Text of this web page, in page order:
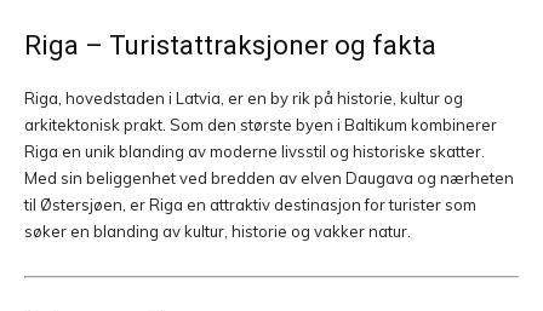
Riga – Turistattraksjoner og fakta
Riga, hovedstaden i Latvia, er en by rik på historie, kultur og
arkitektonisk prakt. Som den største byen i Baltikum kombinerer
Riga en unik blanding av moderne livsstil og historiske skatter.
Med sin beliggenhet ved bredden av elven Daugava og nærheten
til Østersjøen, er Riga en attraktiv destinasjon for turister som
søker en blanding av kultur, historie og vakker natur.